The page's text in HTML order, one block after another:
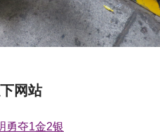
网站
勇夺1金2银